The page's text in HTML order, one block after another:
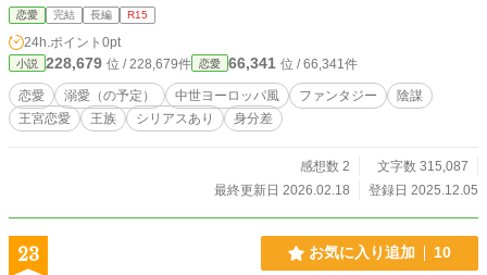
―― キャラ設定・世界観などはこちら ↓ https://k
akuyomu.jp/my/news/822139840619212578
恋愛 完結 長編 R15
24h.ポイント 0pt
小説 228,679 位 / 228,679件 恋愛 66,341 位 / 66,341件
恋愛 溺愛（の予定） 中世ヨーロッパ風 ファンタジー
陰謀
王宮恋愛
王族 シリアスあり 身分差
感想数 2
文字数 315,087
最終更新日 2026.02.18
登録日 2025.12.05
23 お気に入り追加 10